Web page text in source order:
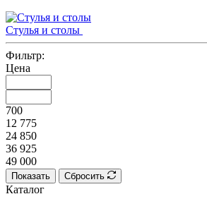
Стулья и столы
Фильтр:
Цена
700
12 775
24 850
36 925
49 000
Показать Сбросить
Каталог